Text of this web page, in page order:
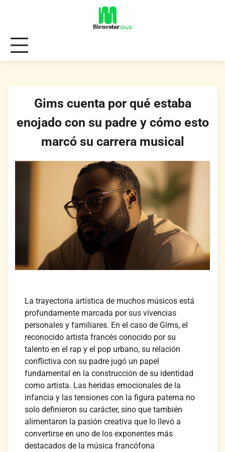
Gims cuenta por qué estaba
enojado con su padre y cómo esto
marcó su carrera musical
La trayectoria artística de muchos músicos está
profundamente marcada por sus vivencias
personales y familiares. En el caso de Gims, el
reconocido artista francés conocido por su
talento en el rap y el pop urbano, su relación
conflictiva con su padre jugó un papel
fundamental en la construcción de su identidad
como artista. Las heridas emocionales de la
infancia y las tensiones con la figura paterna no
solo definieron su carácter, sino que también
alimentaron la pasión creativa que lo llevó a
convertirse en uno de los exponentes más
destacados de la música francófona